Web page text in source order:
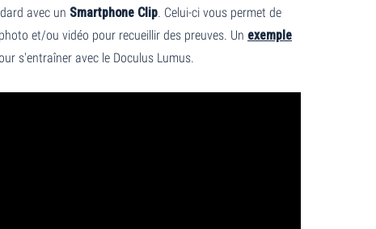
avec un Smartphone Clip. Celui-ci vous permet de
et/ou vidéo pour recueillir des preuves. Un exemple
s'entraîner avec le Doculus Lumus.